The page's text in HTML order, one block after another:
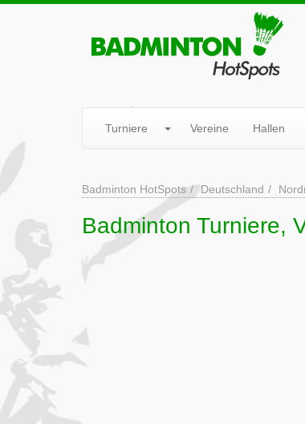
Turniere Vereine Hallen
Badminton HotSpots Deutschland
Badminton Turniere,